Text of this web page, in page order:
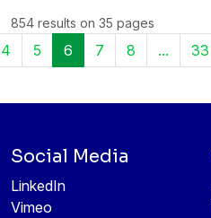
854 results on 35 pages
4 5 6 7 8 ... 33
Social Media
LinkedIn
Vimeo